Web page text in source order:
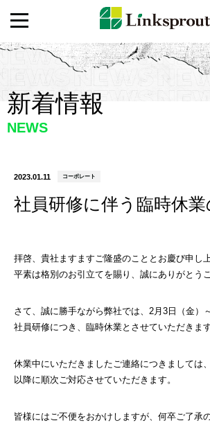
新着情報
NEWS
2023.01.11 コーポレート
社員研修に伴う臨時休
拝啓、貴社ますますご隆盛のこととお慶び申し上
平素は格別のお引立てを賜り、誠にありがとう
さて、誠に勝手ながら弊社では、2月3日（金）
社員研修につき、臨時休業とさせていただきます
休業中にいただきましたご連絡につきましては
以降に順次ご対応させていただきます。
皆様にはご不便をおかけしますが、何卒ご了承